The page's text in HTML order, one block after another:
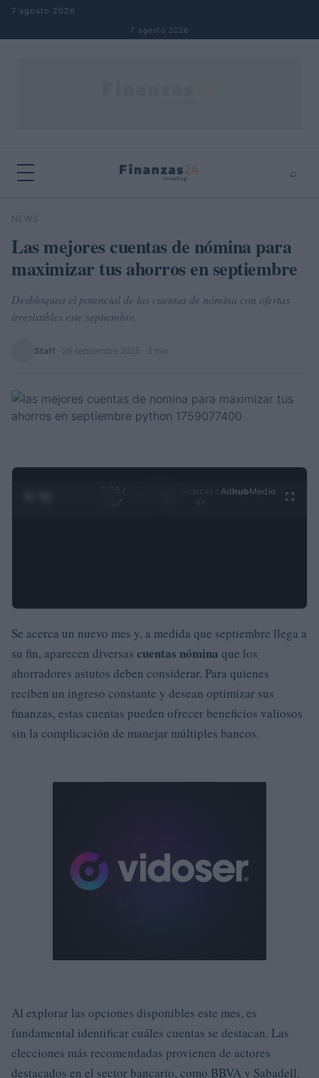
Saltar al contenido
7 agosto 2026
7 agosto 2026
⌕
Buscar
NEWS
Las mejores cuentas de nómina para
maximizar tus ahorros en septiembre
Desbloquea el potencial de las cuentas de nómina con ofertas
irresistibles este septiembre.
Staff 28 septiembre 2025 · 3 min
0:29 /
4:27
Ad hubMedia
Se acerca un nuevo mes y, a medida que septiembre llega a
su fin, aparecen diversas cuentas nómina que los
ahorradores astutos deben considerar. Para quienes
reciben un ingreso constante y desean optimizar sus
finanzas, estas cuentas pueden ofrecer beneficios valiosos
sin la complicación de manejar múltiples bancos.
Al explorar las opciones disponibles este mes, es
fundamental identificar cuáles cuentas se destacan. Las
elecciones más recomendadas provienen de actores
destacados en el sector bancario, como BBVA y Sabadell.